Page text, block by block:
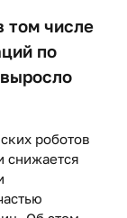
том числе
по
роботов
снижается